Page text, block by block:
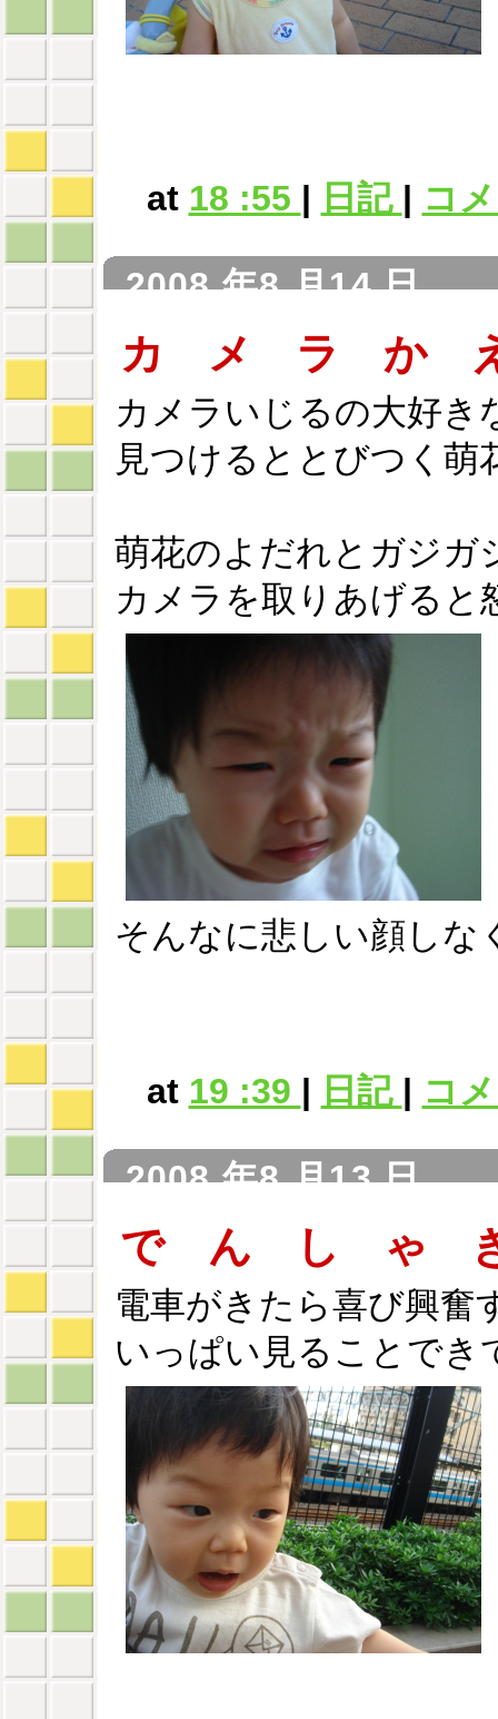
at 18 :55 | 日記 | コ
2008 年8 月14 日
カ メ ラ か
カメラいじるの大好き
見つけるととびつく萌
萌花のよだれとガジガ
カメラを取りあげると
そんなに悲しい顔しな
at 19 :39 | 日記 | コ
2008 年8 月13 日
で ん し ゃ
電車がきたら喜び興奮
いっぱい見ることでき